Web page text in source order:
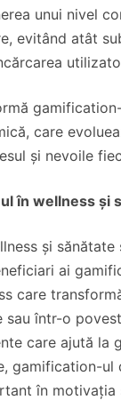
unui nivel
evitând atât
care
și nevoile
în wellness și
și
ai
care
într-o
care ajută la
gamification-ul
în motivația